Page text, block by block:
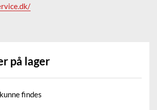
på lager
findes